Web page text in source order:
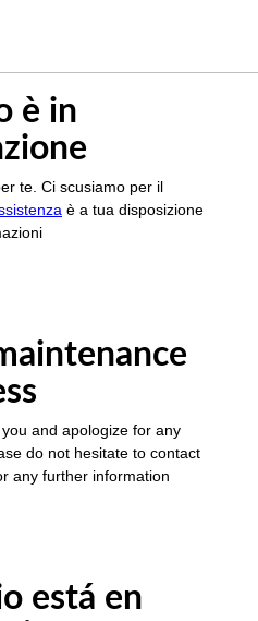
è in
te. Ci scusiamo per il
è a tua disposizione
and apologize for any
do not hesitate to contact
any further information
está en